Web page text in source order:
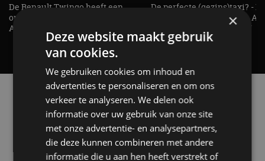
De Renault Twingo heeft een
opvallende snelheidsmeter! -
AutoRAI TV
De perfecte (gezins)taxi? -
ES500e (2026) - REVIEW -
UITGELEGD! - AutoRAI TV
Alle automerken
Selecteer een merk voor meer informatie, modellen
en alle nieuwsberichten
×
Deze website maakt gebruik
van cookies.
We gebruiken cookies om inhoud en
advertenties te personaliseren en om ons
verkeer te analyseren. We delen ook
informatie over uw gebruik van onze site
met onze advertentie- en analysepartners,
die deze kunnen combineren met andere
informatie die u aan hen heeft verstrekt of